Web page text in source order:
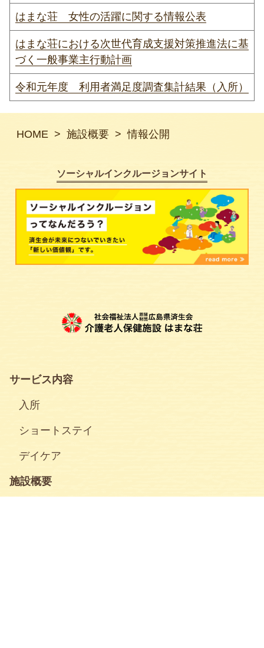
はまな荘 女性の活躍に関する情報公表
はまな荘における次世代育成支援対策推進法に基
づく一般事業主行動計画
令和元年度 利用者満足度調査集計結果（入所）
HOME 施設概要 情報公開
ソーシャルインクルージョンサイト
サービス内容
入所
ショートステイ
デイケア
施設概要